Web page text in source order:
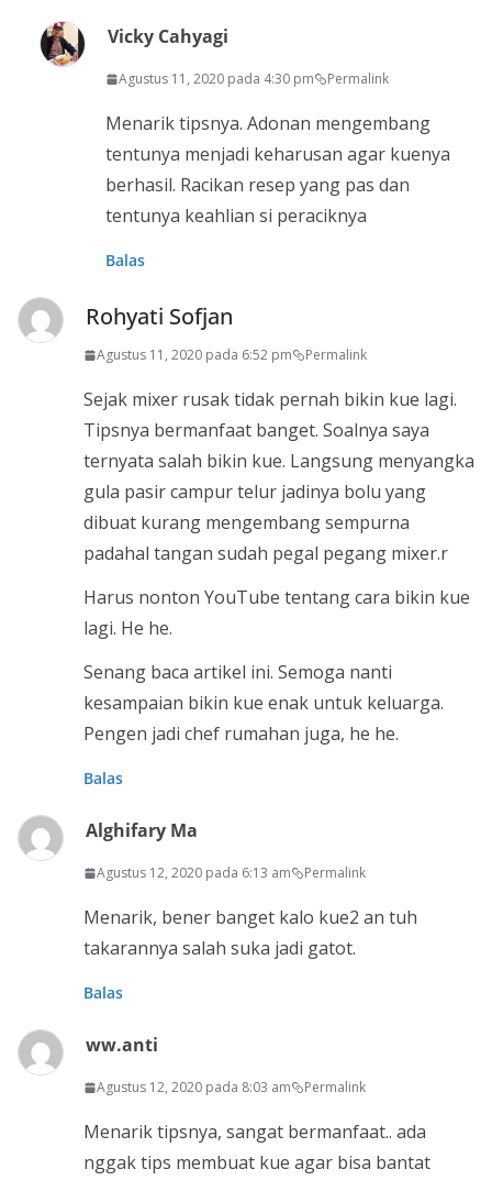
Vicky Cahyagi
Agustus 11, 2020 pada 4:30 pm Permalink
Menarik tipsnya. Adonan mengembang
tentunya menjadi keharusan agar kuenya
berhasil. Racikan resep yang pas dan
tentunya keahlian si peraciknya
Balas
Rohyati Sofjan
Agustus 11, 2020 pada 6:52 pm Permalink
Sejak mixer rusak tidak pernah bikin kue lagi.
Tipsnya bermanfaat banget. Soalnya saya
ternyata salah bikin kue. Langsung menyangka
gula pasir campur telur jadinya bolu yang
dibuat kurang mengembang sempurna
padahal tangan sudah pegal pegang mixer.r
Harus nonton YouTube tentang cara bikin kue
lagi. He he.
Senang baca artikel ini. Semoga nanti
kesampaian bikin kue enak untuk keluarga.
Pengen jadi chef rumahan juga, he he.
Balas
Alghifary Ma
Agustus 12, 2020 pada 6:13 am Permalink
Menarik, bener banget kalo kue2 an tuh
takarannya salah suka jadi gatot.
Balas
ww.anti
Agustus 12, 2020 pada 8:03 am Permalink
Menarik tipsnya, sangat bermanfaat.. ada
nggak tips membuat kue agar bisa bantat